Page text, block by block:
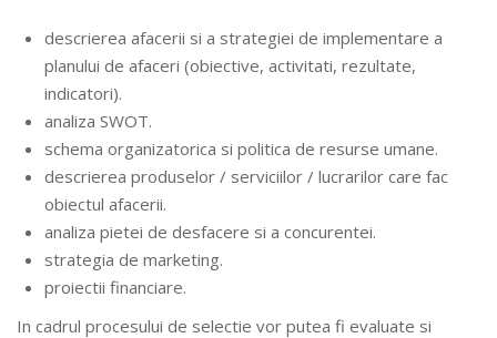
descrierea afacerii si a strategiei de implementare a
planului de afaceri (obiective, activitati, rezultate,
indicatori).
analiza SWOT.
schema organizatorica si politica de resurse umane.
descrierea produselor / serviciilor / lucrarilor care fac
obiectul afacerii.
analiza pietei de desfacere si a concurentei.
strategia de marketing.
proiectii financiare.
In cadrul procesului de selectie vor putea fi evaluate si